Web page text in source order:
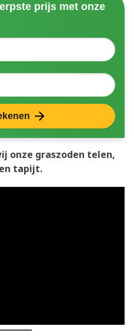
prijs met onze
onze graszoden telen,
tapijt.